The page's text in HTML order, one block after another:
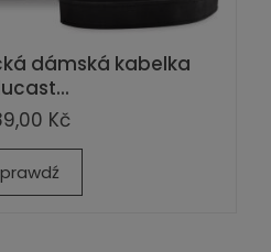
dámská kabelka
Kč